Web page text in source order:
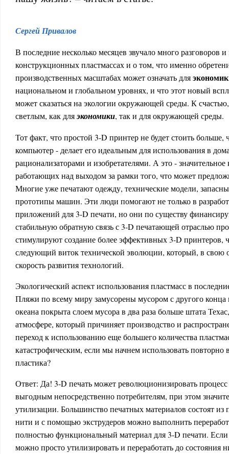
Сергей Привалов
В последние несколько месяцев звучало много разговоров
конструкционных пластмассах и о том, что именно
производственных масштабах может означать для
национальном и глобальном уровнях, и что этот новый
может сказаться на экологии окружающей среды. К
светлым, как дляэкономики, так и для окружающей среды.
Тот факт, что простой 3-D принтер не будет стоить
компьютер - делает его идеальным для использования в
рационализаторами и изобретателями. А это -
работающих над выходом за рамки того, что может
Многие уже печатают одежду, технические модели,
прототипы машин. Эти люди помогают не только в
приложений для 3-D печати, но они по существу
стабильную обратную связь с 3-D печатающей отраслью
стимулируют создание более эффективных 3-D принтеров,
следующий виток технической эволюции, который, в свою
скорость развития технологий.
Экологический аспект использования пластмасс в
Пляжи по всему миру замусорены мусором с другого
океана покрыта слоем мусора в два раза больше штата
атмосфере, который причиняет производство и
переход к использованию еще большего количества
катастрофическим, если мы начнем использовать
пластика?
Ответ: Да! 3-D печать может революционизировать процесс
выгодным непосредственно потребителям, при этом
утилизации. Большинство печатных материалов состоят
нити и с помощью экструдеров можно выполнить
полностью функциональный материал для 3-D печати.
можно просто утилизировать и переработать до состояния